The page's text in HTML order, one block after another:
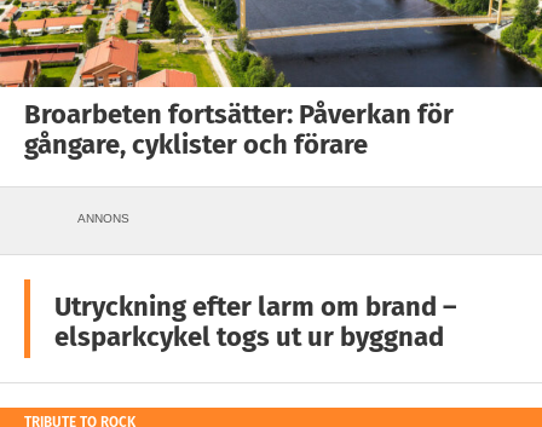
Broarbeten fortsätter: Påverkan för
gångare, cyklister och förare
ANNONS
Utryckning efter larm om brand –
elsparkcykel togs ut ur byggnad
TRIBUTE TO ROCK